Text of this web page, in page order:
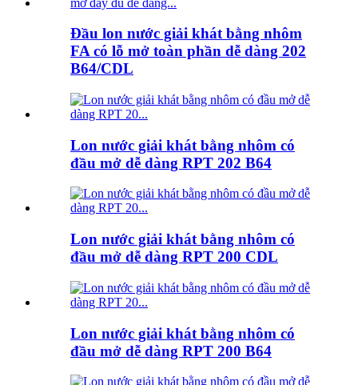
Đầu lon nước giải khát bằng nhôm
FA có lỗ mở toàn phần dễ dàng 202
B64/CDL
Lon nước giải khát bằng nhôm có
đầu mở dễ dàng RPT 202 B64
Lon nước giải khát bằng nhôm có
đầu mở dễ dàng RPT 200 CDL
Lon nước giải khát bằng nhôm có
đầu mở dễ dàng RPT 200 B64